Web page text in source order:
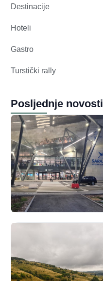
Destinacije
Hoteli
Gastro
Turstički rally
Posljednje novosti